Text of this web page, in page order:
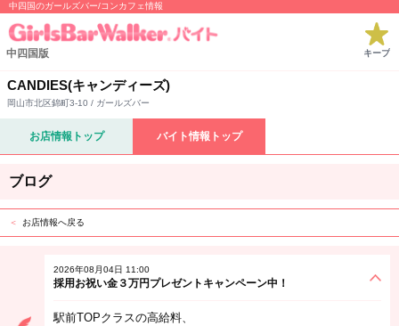
中四国のガールズバー/コンカフェ情報
中四国版 キープ
CANDIES(キャンディーズ)
岡山市北区錦町3-10 / ガールズバー
お店情報トップ バイト情報トップ
ブログ
お店情報へ戻る
2026年08月04日 11:00
採用お祝い金３万円プレゼントキャンペーン中！
駅前TOPクラスの高給料、